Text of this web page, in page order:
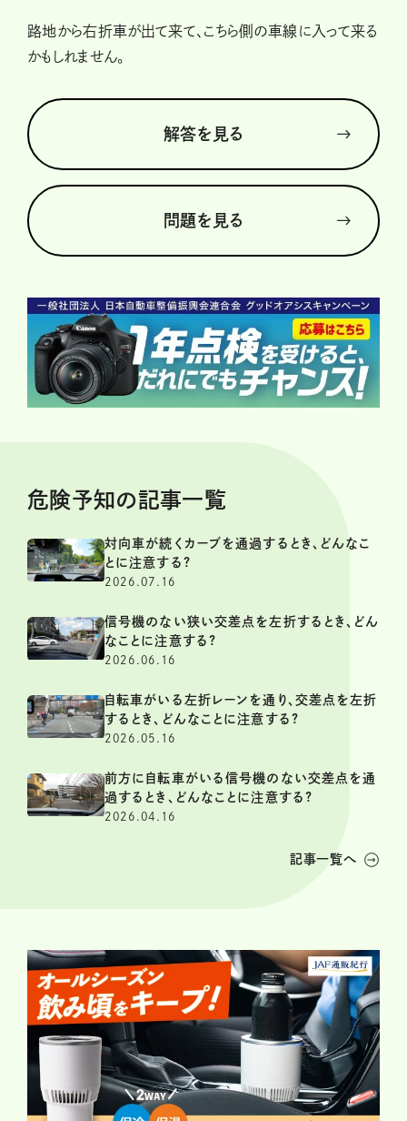
路地から右折車が出て来て、こちら側の車線に入って来る
かもしれません。
解答を見る
問題を見る
危険予知の記事一覧
対向車が続くカーブを通過するとき、どんなこ
とに注意する?
2026.07.16
信号機のない狭い交差点を左折するとき、どん
なことに注意する?
2026.06.16
自転車がいる左折レーンを通り、交差点を左折
するとき、どんなことに注意する?
2026.05.16
前方に自転車がいる信号機のない交差点を通
過するとき、どんなことに注意する?
2026.04.16
記事一覧へ